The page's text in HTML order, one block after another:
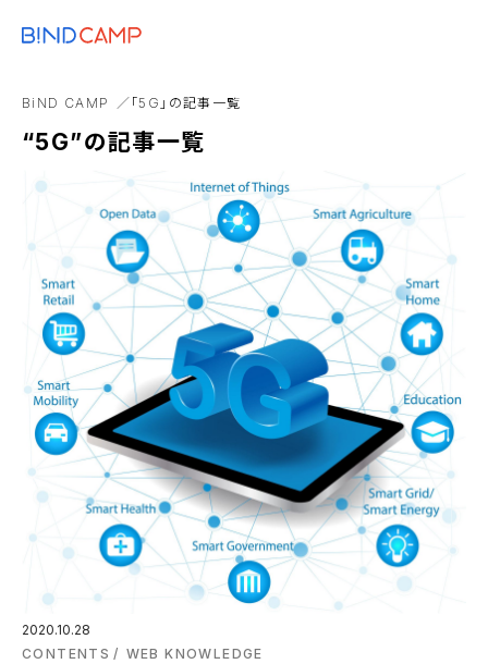
アニメーション
BiND CAMP 「5G」の記事一覧
“5G”の記事一覧
2020.10.28
CONTENTS
WEB KNOWLEDGE